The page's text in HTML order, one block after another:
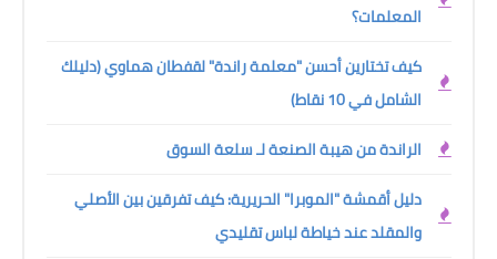
المعلمات؟
كيف تختارين أحسن "معلمة راندة" لقفطان هماوي (دليلك
الشامل في 10 نقاط)
الراندة من هيبة الصنعة لـ سلعة السوق
دليل أقمشة "الموبرا" الحريرية: كيف تفرقين بين الأصلي
والمقلد عند خياطة لباس تقليدي